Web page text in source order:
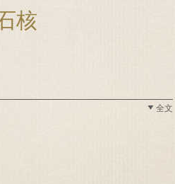
核
全文